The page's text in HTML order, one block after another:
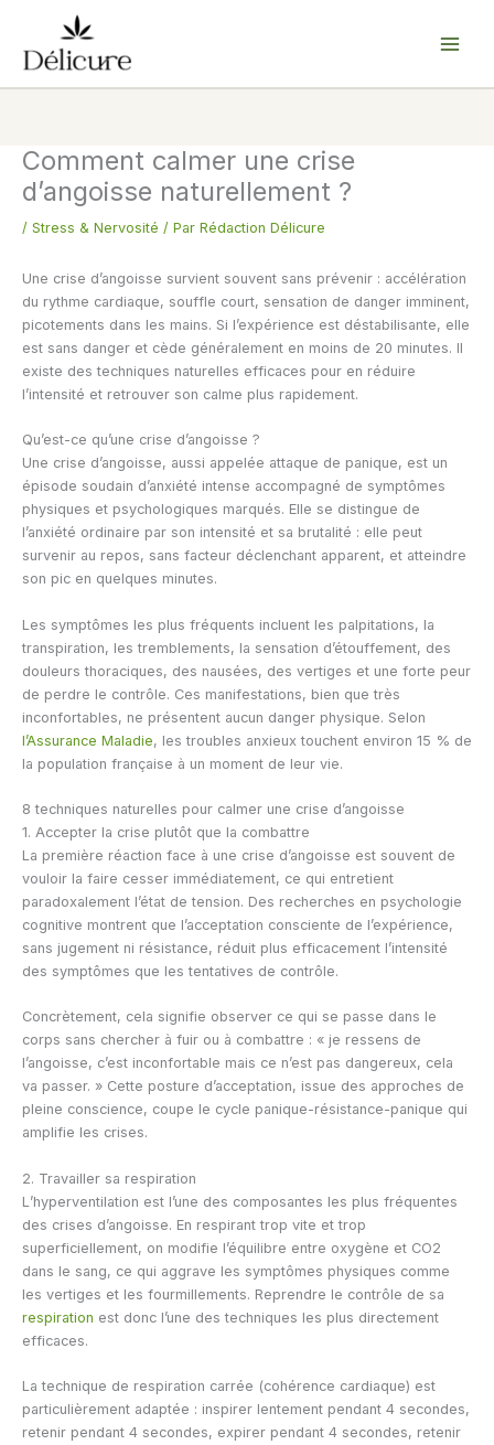
contenu
Comment calmer une crise
d’angoisse naturellement ?
/ Stress & Nervosité / Par Rédaction Délicure
Une crise d’angoisse survient souvent sans prévenir : accélération
du rythme cardiaque, souffle court, sensation de danger imminent,
picotements dans les mains. Si l’expérience est déstabilisante, elle
est sans danger et cède généralement en moins de 20 minutes. Il
existe des techniques naturelles efficaces pour en réduire
l’intensité et retrouver son calme plus rapidement.
Qu’est-ce qu’une crise d’angoisse ?
Une crise d’angoisse, aussi appelée attaque de panique, est un
épisode soudain d’anxiété intense accompagné de symptômes
physiques et psychologiques marqués. Elle se distingue de
l’anxiété ordinaire par son intensité et sa brutalité : elle peut
survenir au repos, sans facteur déclenchant apparent, et atteindre
son pic en quelques minutes.
Les symptômes les plus fréquents incluent les palpitations, la
transpiration, les tremblements, la sensation d’étouffement, des
douleurs thoraciques, des nausées, des vertiges et une forte peur
de perdre le contrôle. Ces manifestations, bien que très
inconfortables, ne présentent aucun danger physique. Selon
l’Assurance Maladie, les troubles anxieux touchent environ 15 % de
la population française à un moment de leur vie.
8 techniques naturelles pour calmer une crise d’angoisse
1. Accepter la crise plutôt que la combattre
La première réaction face à une crise d’angoisse est souvent de
vouloir la faire cesser immédiatement, ce qui entretient
paradoxalement l’état de tension. Des recherches en psychologie
cognitive montrent que l’acceptation consciente de l’expérience,
sans jugement ni résistance, réduit plus efficacement l’intensité
des symptômes que les tentatives de contrôle.
Concrètement, cela signifie observer ce qui se passe dans le
corps sans chercher à fuir ou à combattre : « je ressens de
l’angoisse, c’est inconfortable mais ce n’est pas dangereux, cela
va passer. » Cette posture d’acceptation, issue des approches de
pleine conscience, coupe le cycle panique-résistance-panique qui
amplifie les crises.
2. Travailler sa respiration
L’hyperventilation est l’une des composantes les plus fréquentes
des crises d’angoisse. En respirant trop vite et trop
superficiellement, on modifie l’équilibre entre oxygène et CO2
dans le sang, ce qui aggrave les symptômes physiques comme
les vertiges et les fourmillements. Reprendre le contrôle de sa
respiration est donc l’une des techniques les plus directement
efficaces.
La technique de respiration carrée (cohérence cardiaque) est
particulièrement adaptée : inspirer lentement pendant 4 secondes,
retenir pendant 4 secondes, expirer pendant 4 secondes, retenir